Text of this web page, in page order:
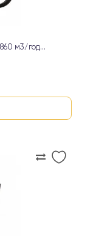
860 м3/год...